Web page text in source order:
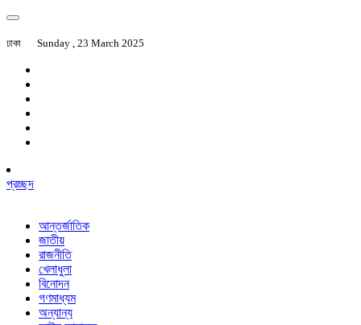
ঢাকা Sunday , 23 March 2025
প্রচ্ছদ
আন্তর্জাতিক
জাতীয়
রাজনীতি
খেলাধুলা
বিনোদন
গণমাধ্যম
অন্যান্য